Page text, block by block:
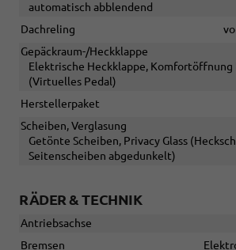
automatisch abblendend
Dachreling
Gepäckraum-/Heckklappe
Elektrische Heckklappe, Komfortöffnung
(Virtuelles Pedal)
Herstellerpaket
Scheiben, Verglasung
Getönte Scheiben, Privacy Glass
Seitenscheiben abgedunkelt)
RÄDER & TECHNIK
Antriebsachse
Bremsen